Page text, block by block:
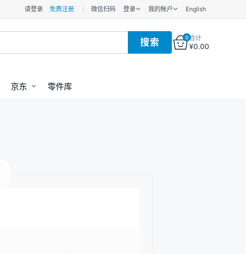
请登录 免费注册 微信扫码 登录 我的帐户 English
0合计
¥0.00
京东 零件库